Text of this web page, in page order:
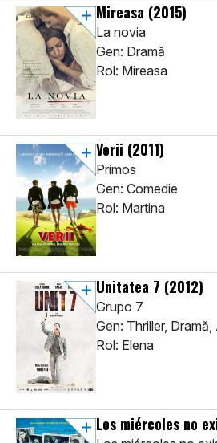
Mireasa (2015)
La novia
Gen: Dramă
Rol: Mireasa
Verii (2011)
Primos
Gen: Comedie
Rol: Martina
Unitatea 7 (2012)
Grupo 7
Gen: Thriller,
Rol: Elena
Los miércoles no